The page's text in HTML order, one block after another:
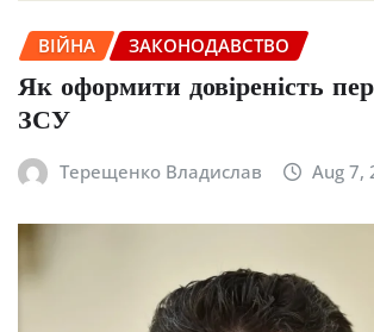
ВІЙНА ЗАКОНОДАВСТВО
Як оформити довіреність
ЗСУ
Терещенко Владислав Aug 7,